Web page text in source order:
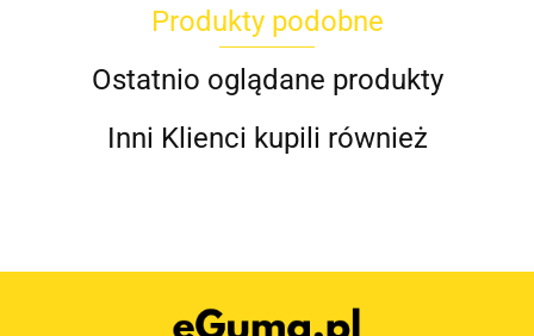
Produkty podobne
Ostatnio oglądane produkty
Inni Klienci kupili również